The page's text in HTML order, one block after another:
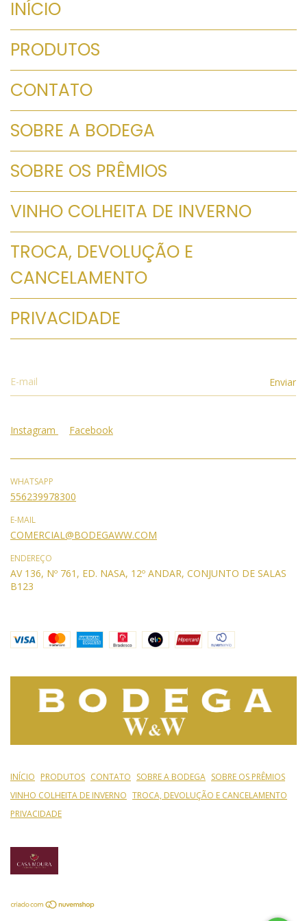
INÍCIO
PRODUTOS
CONTATO
SOBRE A BODEGA
SOBRE OS PRÊMIOS
VINHO COLHEITA DE INVERNO
TROCA, DEVOLUÇÃO E
CANCELAMENTO
PRIVACIDADE
Instagram Facebook
WHATSAPP
556239978300
E-MAIL
COMERCIAL@BODEGAWW.COM
ENDEREÇO
AV 136, Nº 761, ED. NASA, 12º ANDAR, CONJUNTO DE SALAS
B123
INÍCIO PRODUTOS CONTATO SOBRE A BODEGA SOBRE OS PRÊMIOS
VINHO COLHEITA DE INVERNO TROCA, DEVOLUÇÃO E CANCELAMENTO
PRIVACIDADE